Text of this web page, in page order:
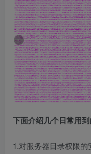
下面介绍几个日常用
1.对服务器目录权限的